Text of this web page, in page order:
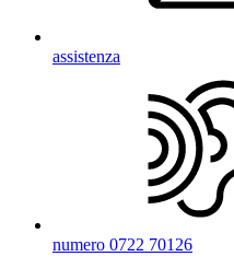
assistenza
numero 0722 70126